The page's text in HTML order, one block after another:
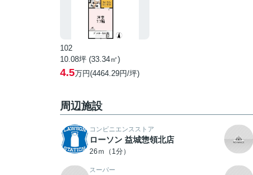
102
10.08坪 (33.34㎡)
4.5万円(4464.29円/坪)
周辺施設
コンビニエンスストア
ローソン 益城惣領北店
26ｍ（1分）
スーパー